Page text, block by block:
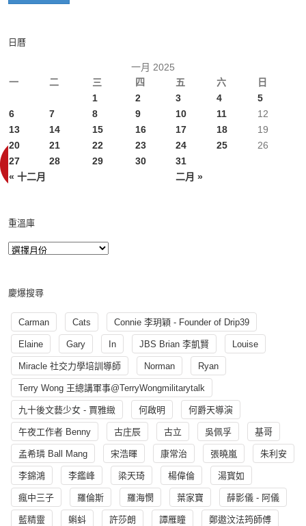
日曆
一月 2025
一
二 三 四 五 六 日
« 十二月 二月 »
1 2 3 4
5
6
7 8 9 10 11
12
13
14 15 16 17 18
19
20
21 22 23 24 25
26
27
28 29 30 31
重溫庫
慶爆搜尋
Carman Cats Connie 李玥穎 - Founder of Drip39
Elaine Gary In JBS Brian 李凱賢 Louise
Miracle 社交力學培訓導師 Norman Ryan
Terry Wong 王總講軍事@TerryWongmilitarytalk
九十後文藝少女 - 賈雅緻 何啟明 何爵天導演
午夜工作者 Benny 古庄辰 古立 吳佩孚 基哥
孟希璘 Ball Mang 宋浩暉 康常治 張曉嵐 朱利安
李錦鴻 李鑑峰 梁天琦 楊偉倫 湯寳如
瘋中三子 羅倫斯 羅海憫 葉家寶 薛影儀 - 阿儀
藍精靈 蝌蚪 許莎朗 譚雁瞳 鄭遨汶法筠師傅